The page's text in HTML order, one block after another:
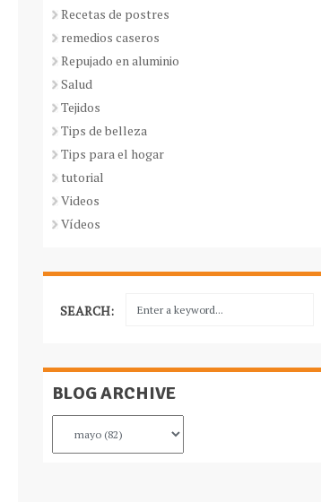
Recetas de postres
remedios caseros
Repujado en aluminio
Salud
Tejidos
Tips de belleza
Tips para el hogar
tutorial
Videos
Vídeos
SEARCH:
BLOG ARCHIVE